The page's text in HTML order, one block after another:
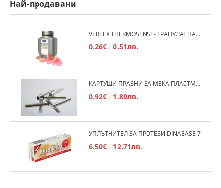
Най-продавани
VERTEX THERMOSENSE- ГРАНУЛАТ ЗА МЕКИ ПРОТЕЗИ
0.26€ 0.51лв.
КАРТУШИ ПРАЗНИ ЗА МЕКА ПЛАСТМАСА
0.92€ 1.80лв.
УПЛЪТНИТЕЛ ЗА ПРОТЕЗИ DINABASE 7
6.50€ 12.71лв.